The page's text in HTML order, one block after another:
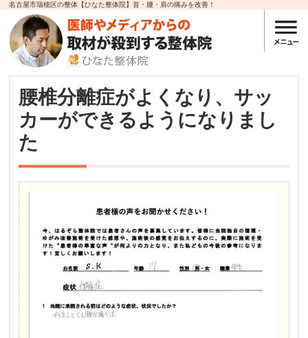
名古屋市瑞穂区の整体【ひなた整体院】首・腰・肩の痛みを改善！
腰椎分離症がよくなり、サッ
カーができるようになりまし
た